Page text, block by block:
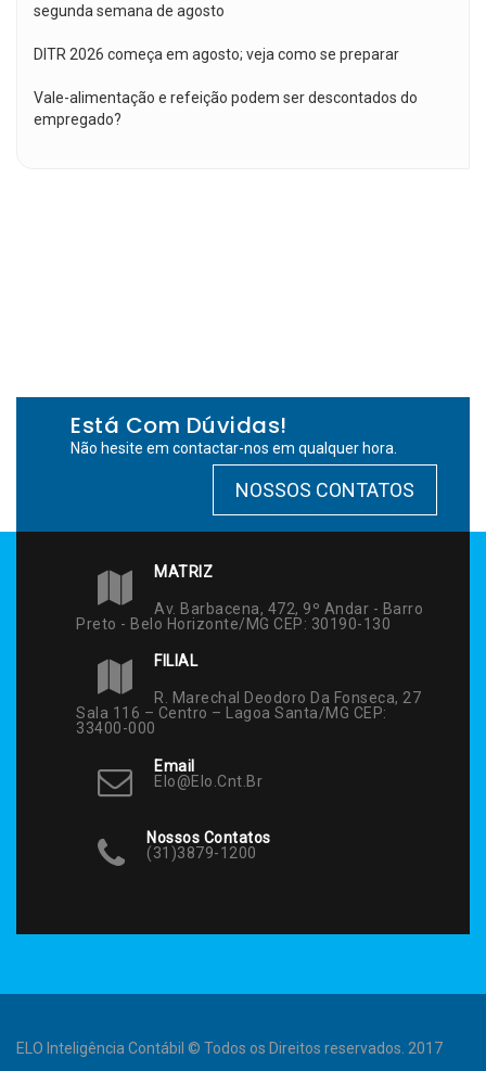
segunda semana de agosto
DITR 2026 começa em agosto; veja como se preparar
Vale-alimentação e refeição podem ser descontados do
empregado?
Está Com Dúvidas!
Não hesite em contactar-nos em qualquer hora.
NOSSOS CONTATOS
MATRIZ
Av. Barbacena, 472, 9º Andar - Barro
Preto - Belo Horizonte/MG CEP: 30190-130
FILIAL
R. Marechal Deodoro Da Fonseca, 27
Sala 116 – Centro – Lagoa Santa/MG CEP:
33400-000
Email
Elo@elo.cnt.br
Nossos Contatos
(31)3879-1200
ELO Inteligência Contábil © Todos os Direitos reservados. 2017